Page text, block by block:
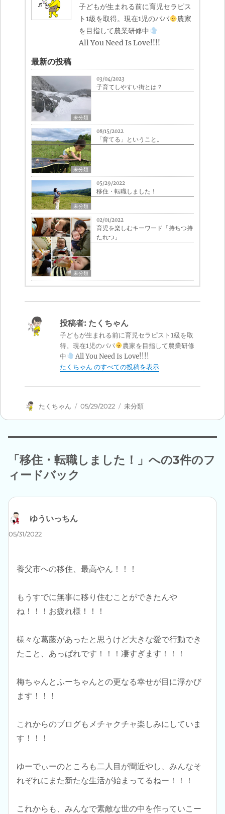
子どもが生まれる前に育児セラピス
ト1級を取得。現在1児のパパ
農家
を目指して農業研修中
All You Need Is Love!!!!
最新の投稿
未分類
03/04/2023
子育てしやすい街とは？
未分類
08/15/2022
「育てる」ということ。
未分類
05/29/2022
移住・転職しました！
未分類
02/01/2022
育児を楽しむキーワード「持ちつ持
たれつ」
投稿者:たくちゃん
子どもが生まれる前に育児セラピスト1級を取
得。現在1児のパパ
農家を目指して農業研修
中
All You Need Is Love!!!!
たくちゃん のすべての投稿を表示
投
たくちゃん
投
05/29/2022
カ
リ
未分類
「移住・転職しました！」への3件のフ
ィードバック
ゆういっちん
05/31/2022
養父市への移住、最高やん！！！
もうすでに無事に移り住むことができたんや
ね！！！お疲れ様！！！
様々な葛藤があったと思うけど大きな愛で行動でき
たこと、あっぱれです！！！凄すぎます！！！
梅ちゃんとふーちゃんとの更なる幸せが目に浮かび
ます！！！
これからのブログもメチャクチャ楽しみにしていま
す！！！
ゆーでぃーのところも二人目が間近やし、みんなそ
れぞれにまた新たな生活が始まってるねー！！！
これからも、みんなで素敵な世の中を作っていこー